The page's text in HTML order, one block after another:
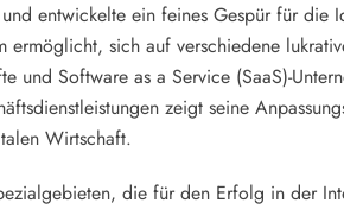
entwickelte ein feines Gespür für die
sich auf verschiedene
und Software as a Service (SaaS)-
zeigt seine
Wirtschaft.
die für den Erfolg in der